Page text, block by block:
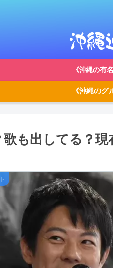
《沖縄の有
《沖縄のグ
も出してる？現